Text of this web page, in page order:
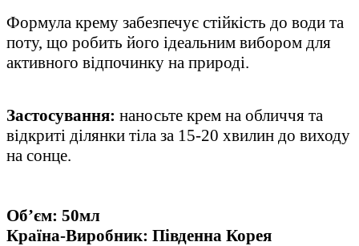
Формула крему забезпечує стійкість до води та
поту, що робить його ідеальним вибором для
активного відпочинку на природі.
Застосування: наносьте крем на обличчя та
відкриті ділянки тіла за 15-20 хвилин до виходу
на сонце.
Об’єм: 50мл
Країна-Виробник: Південна Корея